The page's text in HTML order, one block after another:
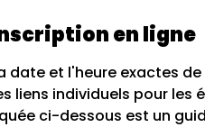
en ligne
date et l'heure exactes
liens individuels pour
ci-dessous est un